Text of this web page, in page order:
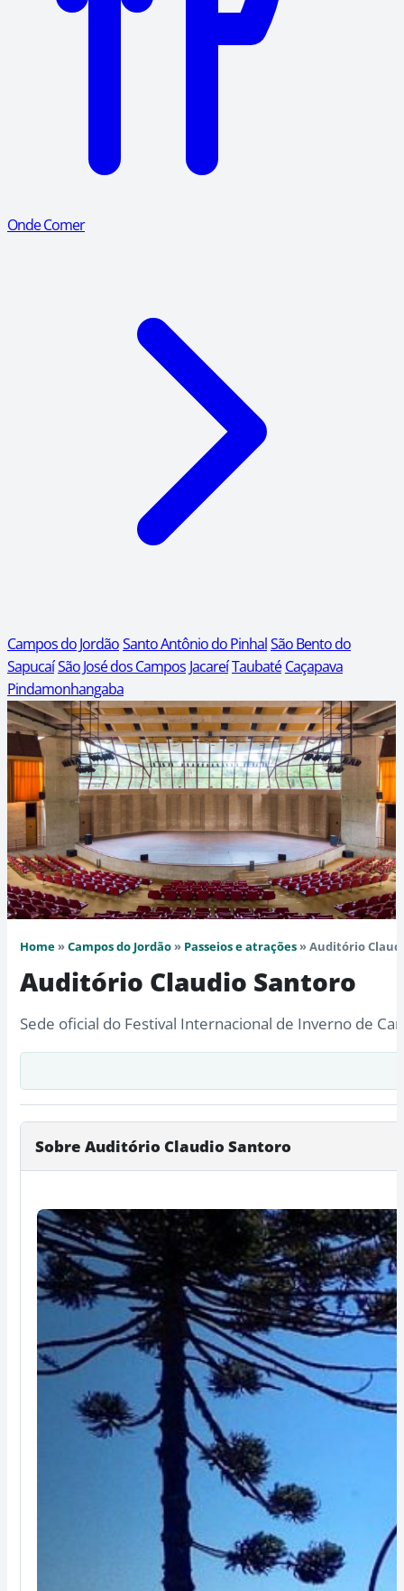
Onde Comer
Campos do JordãoSanto Antônio do PinhalSão Bento do
SapucaíSão José dos Campos JacareíTaubaté Caçapava
Pindamonhangaba
Home»Campos do Jordão» Passeios e atrações» Auditório
Auditório Claudio Santoro
Sede oficial do Festival Internacional de Inverno de
Sobre Auditório Claudio Santoro